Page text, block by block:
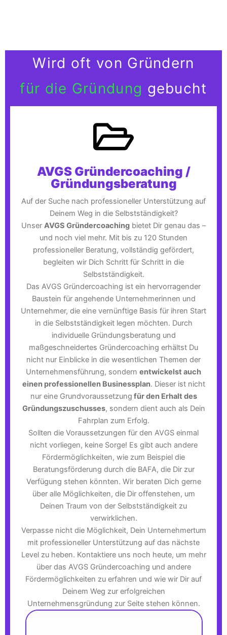
Wird oft von Gründern
für die Gründung gebucht
AVGS Gründercoaching /
Gründungsberatung
Auf der Suche nach professioneller Unterstützung auf
Deinem Weg in die Selbstständigkeit?
Unser AVGS Gründercoaching bietet Dir genau das –
und noch viel mehr. Mit bis zu 120 Stunden
professioneller Beratung, vollständig gefördert,
begleiten wir Dich Schritt für Schritt in die
Selbstständigkeit.
Das AVGS Gründercoaching ist ein hervorragender
Baustein für angehende Unternehmerinnen und
Unternehmer, die eine vernünftige Basis für ihren Start
in die Selbstständigkeit legen möchten. Durch
individuelle Gründungsberatung und
maßgeschneidertes Gründercoaching erhältst Du
nicht nur Einblicke in die wesentlichen Themen der
Unternehmensführung, sondern entwickelst auch
einen professionellen Businessplan. Dieser ist nicht
nur eine Grundvoraussetzung für den Erhalt des
Gründungszuschusses, sondern dient auch als Dein
Fahrplan zum Erfolg.
Sollten die Voraussetzungen für den AVGS einmal
nicht vorliegen, keine Sorge! Es gibt auch andere
Fördermöglichkeiten, wie zum Beispiel die
Beratungsförderung durch die BAFA, die Dir zur
Verfügung stehen könnten. Wir beraten Dich gerne
über alle Möglichkeiten, die Dir offenstehen, um
Deinen Traum von der Selbstständigkeit zu
verwirklichen.
Verpasse nicht die Möglichkeit, Dein Unternehmertum
mit professioneller Unterstützung auf das nächste
Level zu heben. Kontaktiere uns noch heute, um mehr
über das AVGS Gründercoaching und andere
Fördermöglichkeiten zu erfahren und wie wir Dir auf
Deinem Weg zur erfolgreichen
Unternehmensgründung zur Seite stehen können.